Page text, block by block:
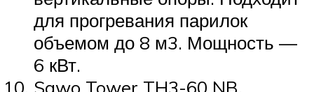
для прогревания парилок
объемом до 8 м3. Мощность —
6 кВт.
Sawo Tower TH3-60 NB.